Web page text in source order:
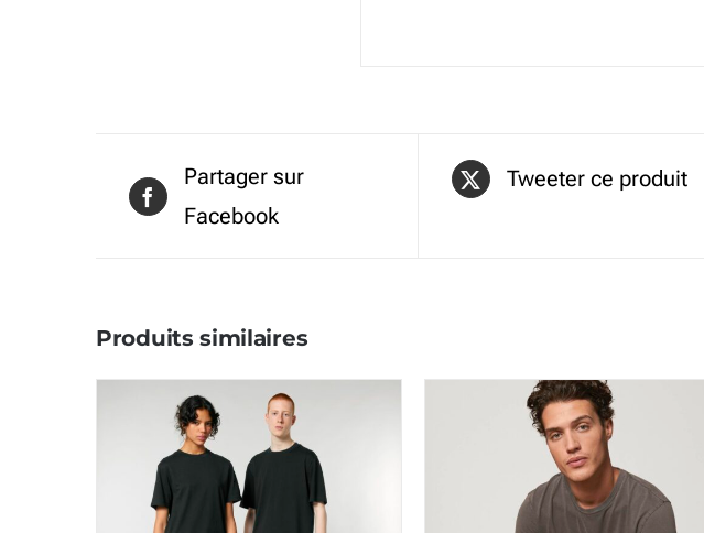
Partager sur
Facebook
Tweeter ce produit
Produits similaires